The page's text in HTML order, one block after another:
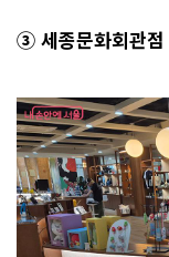
③ 세종문화회관점